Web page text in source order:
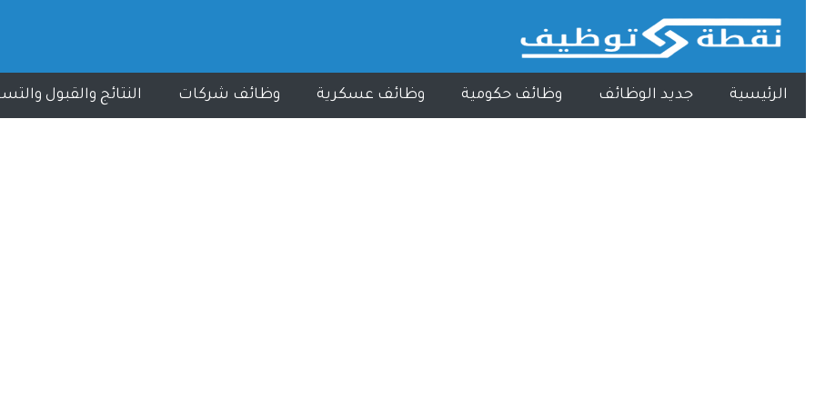
الرئيسية جديد الوظائف وظائف حكومية وظائف عسكرية وظائف شركات النتائج والقبول